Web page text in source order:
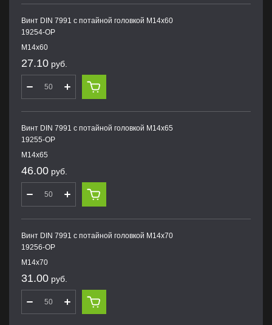
Винт DIN 7991 с потайной головкой M14х60
19254-OP
M14х60
27.10 руб.
Винт DIN 7991 с потайной головкой M14х65
19255-OP
M14х65
46.00 руб.
Винт DIN 7991 с потайной головкой M14х70
19256-OP
M14х70
31.00 руб.